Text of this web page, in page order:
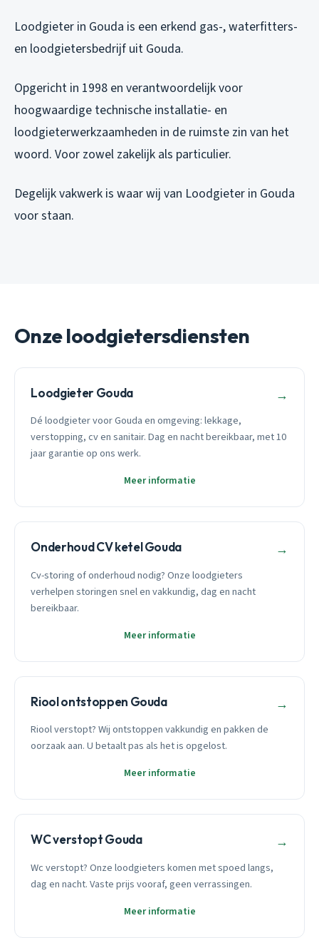
Loodgieter in Gouda is een erkend gas-, waterfitters-
en loodgietersbedrijf uit Gouda.
Opgericht in 1998 en verantwoordelijk voor
hoogwaardige technische installatie- en
loodgieterwerkzaamheden in de ruimste zin van het
woord. Voor zowel zakelijk als particulier.
Degelijk vakwerk is waar wij van Loodgieter in Gouda
voor staan.
Onze loodgietersdiensten
Loodgieter Gouda →
Dé loodgieter voor Gouda en omgeving: lekkage,
verstopping, cv en sanitair. Dag en nacht bereikbaar, met 10
jaar garantie op ons werk.
Meer informatie
Onderhoud CV ketel Gouda →
Cv-storing of onderhoud nodig? Onze loodgieters
verhelpen storingen snel en vakkundig, dag en nacht
bereikbaar.
Meer informatie
Riool ontstoppen Gouda →
Riool verstopt? Wij ontstoppen vakkundig en pakken de
oorzaak aan. U betaalt pas als het is opgelost.
Meer informatie
WC verstopt Gouda →
Wc verstopt? Onze loodgieters komen met spoed langs,
dag en nacht. Vaste prijs vooraf, geen verrassingen.
Meer informatie